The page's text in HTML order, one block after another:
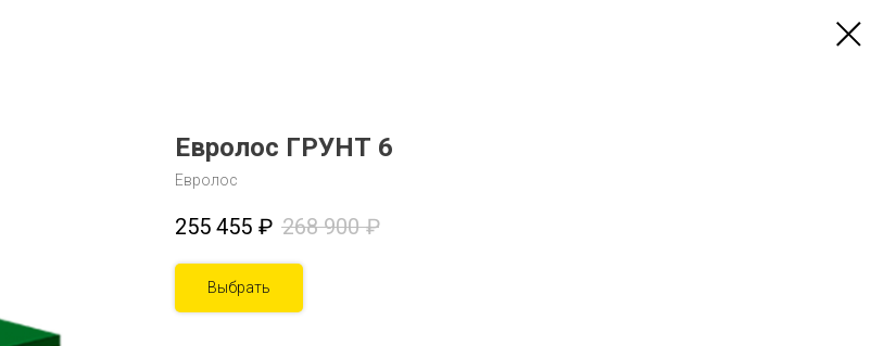
Евролос ГРУНТ 6
Евролос
255 455 ₽ 268 900 ₽
Выбрать